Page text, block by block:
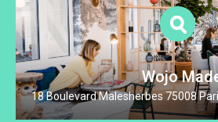
Wojo
18 Boulevard Malesherbes 75008